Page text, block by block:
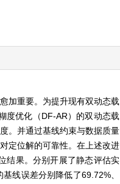
加重要。为提升现有双动态载
度优化（DF-AR）的双动态载
。并通过基线约束与数据质量
定位解的可靠性。在上述改进
结果。分别开展了静态评估实
线误差分别降低了69.72%、